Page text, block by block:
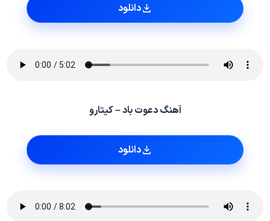
دانلود
آهنگ دعوت باد – کیتارو
دانلود